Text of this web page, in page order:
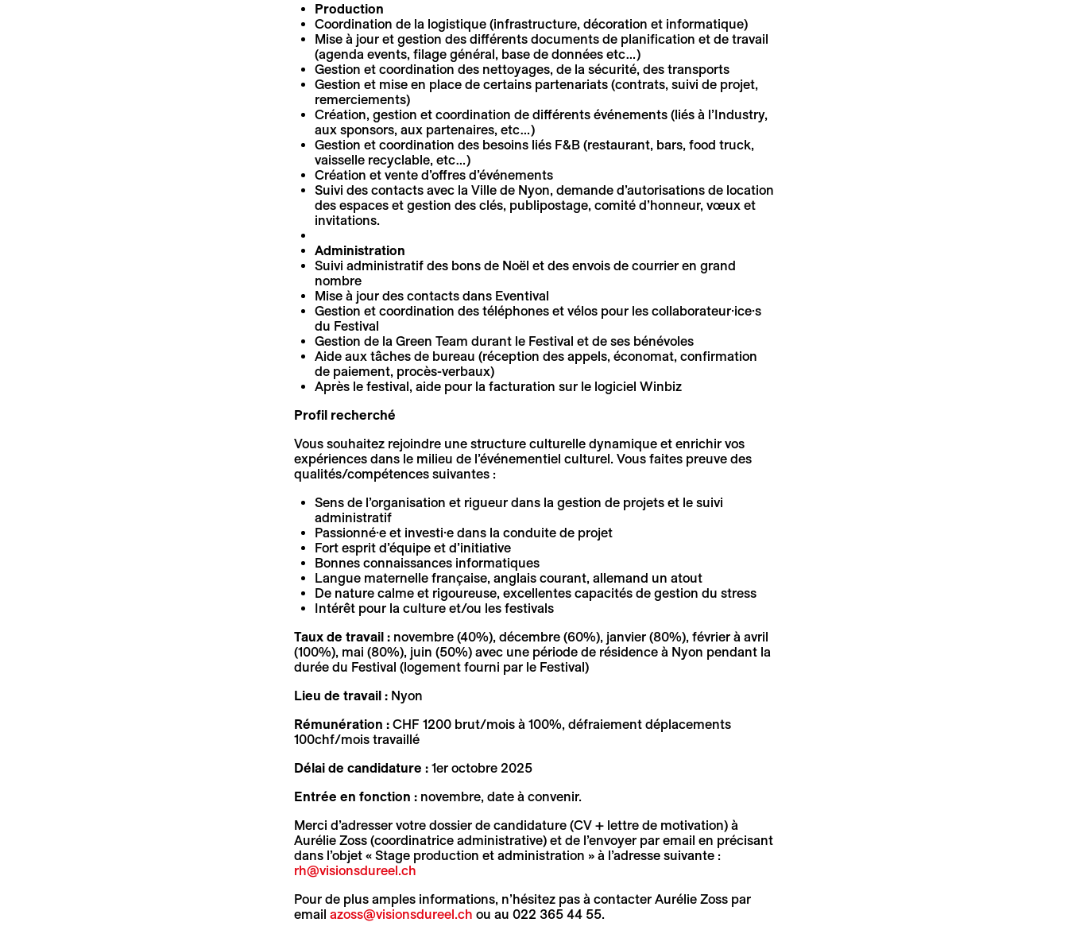
Production
Coordination de la logistique (infrastructure, décoration et informatique)
Mise à jour et gestion des différents documents de planification et de travail
(agenda events, filage général, base de données etc…)
Gestion et coordination des nettoyages, de la sécurité, des transports
Gestion et mise en place de certains partenariats (contrats, suivi de projet,
remerciements)
Création, gestion et coordination de différents événements (liés à l’Industry,
aux sponsors, aux partenaires, etc…)
Gestion et coordination des besoins liés F&B (restaurant, bars, food truck,
vaisselle recyclable, etc…)
Création et vente d’offres d’événements
Suivi des contacts avec la Ville de Nyon, demande d’autorisations de location
des espaces et gestion des clés, publipostage, comité d’honneur, vœux et
invitations.
Administration
Suivi administratif des bons de Noël et des envois de courrier en grand
nombre
Mise à jour des contacts dans Eventival
Gestion et coordination des téléphones et vélos pour les collaborateur·ice·s
du Festival
Gestion de la Green Team durant le Festival et de ses bénévoles
Aide aux tâches de bureau (réception des appels, économat, confirmation
de paiement, procès-verbaux)
Après le festival, aide pour la facturation sur le logiciel Winbiz
Profil recherché
Vous souhaitez rejoindre une structure culturelle dynamique et enrichir vos
expériences dans le milieu de l’événementiel culturel. Vous faites preuve des
qualités/compétences suivantes :
Sens de l’organisation et rigueur dans la gestion de projets et le suivi
administratif
Passionné·e et investi·e dans la conduite de projet
Fort esprit d’équipe et d’initiative
Bonnes connaissances informatiques
Langue maternelle française, anglais courant, allemand un atout
De nature calme et rigoureuse, excellentes capacités de gestion du stress
Intérêt pour la culture et/ou les festivals
Taux de travail : novembre (40%), décembre (60%), janvier (80%), février à avril
(100%), mai (80%), juin (50%) avec une période de résidence à Nyon pendant la
durée du Festival (logement fourni par le Festival)
Lieu de travail : Nyon
Rémunération : CHF 1200 brut/mois à 100%, défraiement déplacements
100chf/mois travaillé
Délai de candidature : 1er octobre 2025
Entrée en fonction : novembre, date à convenir.
Merci d’adresser votre dossier de candidature (CV + lettre de motivation) à
Aurélie Zoss (coordinatrice administrative) et de l’envoyer par email en précisant
dans l’objet « Stage production et administration » à l’adresse suivante :
rh@visionsdureel.ch
Pour de plus amples informations, n’hésitez pas à contacter Aurélie Zoss par
email azoss@visionsdureel.ch ou au 022 365 44 55.